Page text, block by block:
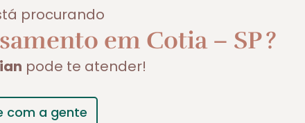
procurando
em Cotia – SP?
pode te atender!
com a gente